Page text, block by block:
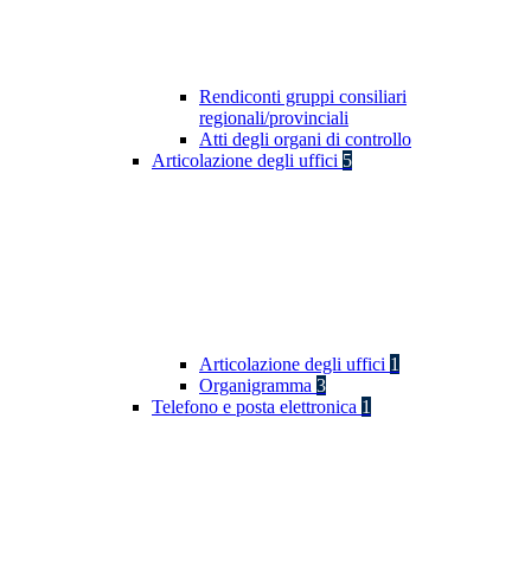
Rendiconti gruppi consiliari
regionali/provinciali
Atti degli organi di controllo
Articolazione degli uffici 5
Articolazione degli uffici 1
Organigramma 3
Telefono e posta elettronica 1